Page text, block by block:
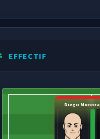
EFFECTIF
Diego Moreira